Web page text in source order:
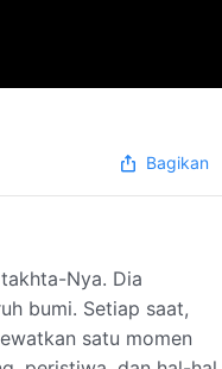
Bagikan
Nya. Dia
bumi. Setiap saat,
satu momen